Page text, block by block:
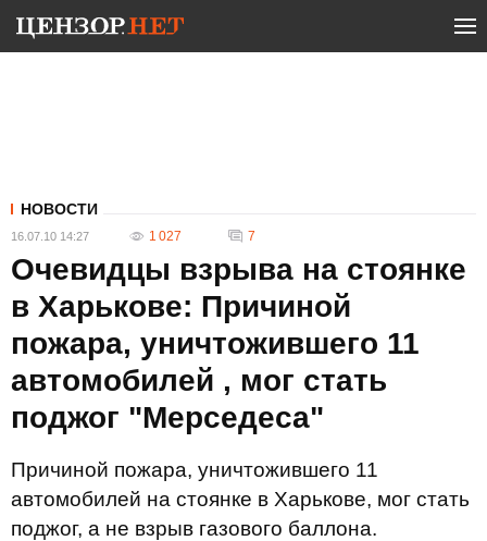
НОВОСТИ
16.07.10 14:27 1 027 7
Очевидцы взрыва на стоянке
в Харькове: Причиной
пожара, уничтожившего 11
автомобилей , мог стать
поджог "Мерседеса"
Причиной пожара, уничтожившего 11
автомобилей на стоянке в Харькове, мог стать
поджог, а не взрыв газового баллона.